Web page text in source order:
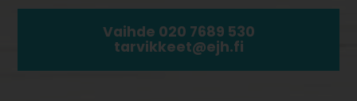
Vaihde 020 7689 530
tarvikkeet@ejh.fi